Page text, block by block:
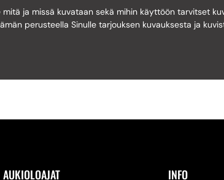
mitä ja missä kuvataan sekä mihin käyttöön tarvitset
perusteella Sinulle tarjouksen kuvauksesta ja
AUKIOLOAJAT INFO